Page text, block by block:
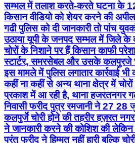
सम्भल में तलाश करते-करते घटना के 12
किसान वीडियो को शेयर करने की
गढी पुलिस को दी जानकारी तो पांच
उठाया यूपी के जनपद सम्भल में जिले के
चोरों के निशाने पर हैं किसान काफी
स्टार्टर, समरसेबल और उसके कलपुरजे
इस मामले में पुलिस लगातार कार्रवाई
कहीं ना कहीं से अन्य थाना क्षेत्र में
प्रकाश में आ रही है, थाना हजरतनगर
निवासी फरीद पुत्र रमजानी ने 27
कलपुर्जे चोरी होने की तहरीर हज़रत
ने जानकारी करने की कोशिश की
परंतु फरीद ने हिम्मत नहीं हारी बल्कि